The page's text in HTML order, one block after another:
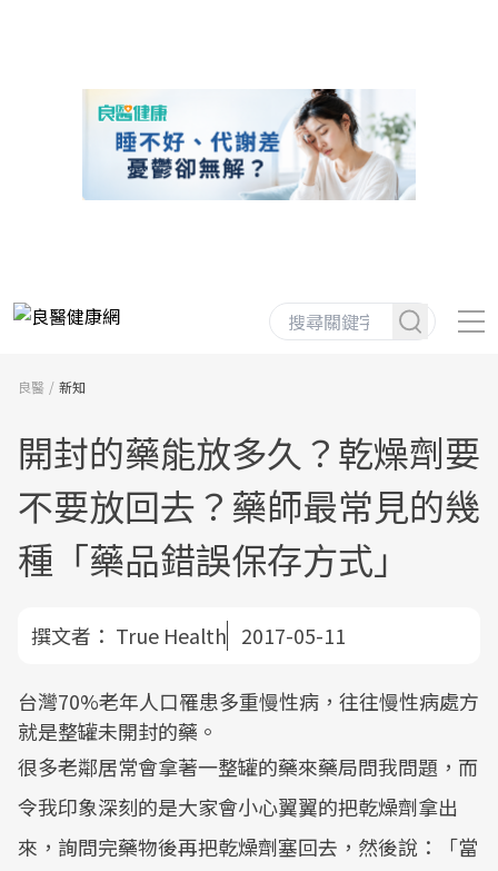
良醫 新知
開封的藥能放多久？乾燥劑要
不要放回去？藥師最常見的幾
種「藥品錯誤保存方式」
撰文者： True Health 2017-05-11
台灣70%老年人口罹患多重慢性病，往往慢性病處方
就是整罐未開封的藥。
很多老鄰居常會拿著一整罐的藥來藥局問我問題，而
令我印象深刻的是大家會小心翼翼的把乾燥劑拿出
來，詢問完藥物後再把乾燥劑塞回去，然後說：「當